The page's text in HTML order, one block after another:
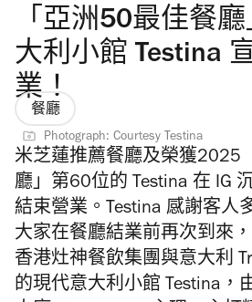
「亞洲50最佳餐
大利小館 Testina
業！
餐廳
Photograph: Courtesy Testina
米芝蓮推薦餐廳及榮獲2025
廳」第60位的 Testina 在 IG
結束營業。 Testina 感謝客人
大家在餐廳結業前再次到來
香港灶神餐飲集團與意大利
的現代意大利小館 Testina，